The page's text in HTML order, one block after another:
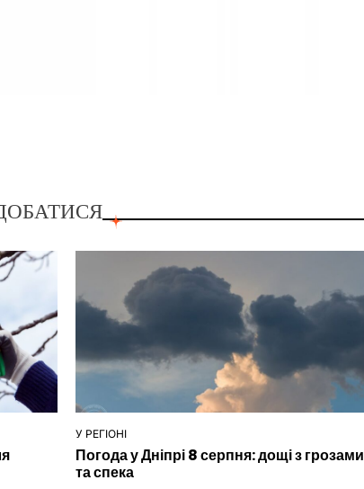
ОПУБЛІКУВАТИ
У РЕГІОНІ
Погода у Дніпрі 8 серпня: дощі з грозами
та спека